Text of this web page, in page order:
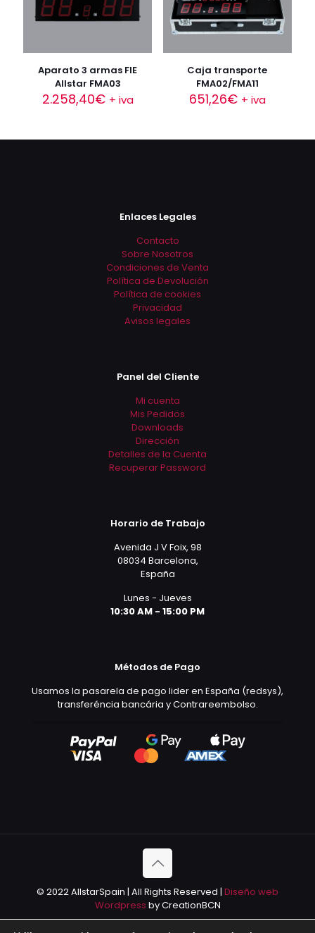
Aparato 3 armas FIE
Allstar FMA03
2.258,40€ + iva
Caja transporte
FMA02/FMA11
651,26€ + iva
Enlaces Legales
Contacto
Sobre Nosotros
Condiciones de Venta
Política de Devolución
Política de cookies
Privacidad
Avisos legales
Panel del Cliente
Mi cuenta
Mis Pedidos
Downloads
Dirección
Detalles de la Cuenta
Recuperar Password
Horario de Trabajo
Avenida J V Foix, 98
08034 Barcelona,
España
Lunes - Jueves
10:30 AM - 15:00 PM
Métodos de Pago
Usamos la pasarela de pago lider en España (redsys),
transferéncia bancária y Contrareembolso.
© 2022 AllstarSpain | All Rights Reserved | Diseño web
Wordpress by CreationBCN